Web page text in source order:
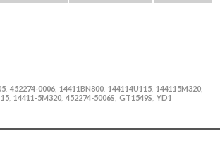
452274-0006 14411BN800 144114U115 144115M320
14411-5M320 452274-5006S GT1549S YD1